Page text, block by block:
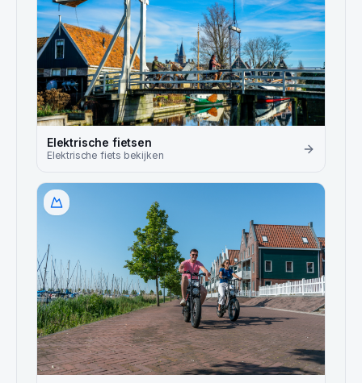
Elektrische fietsen
Elektrische fiets bekijken